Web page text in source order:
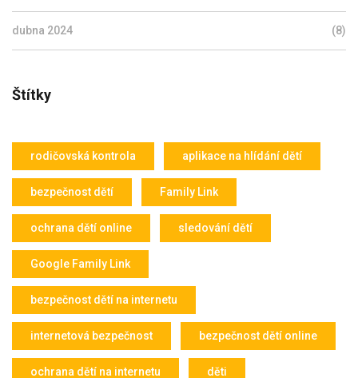
dubna 2024 (8)
Štítky
rodičovská kontrola aplikace na hlídání dětí
bezpečnost dětí Family Link
ochrana dětí online sledování dětí
Google Family Link
bezpečnost dětí na internetu
internetová bezpečnost bezpečnost dětí online
ochrana dětí na internetu děti